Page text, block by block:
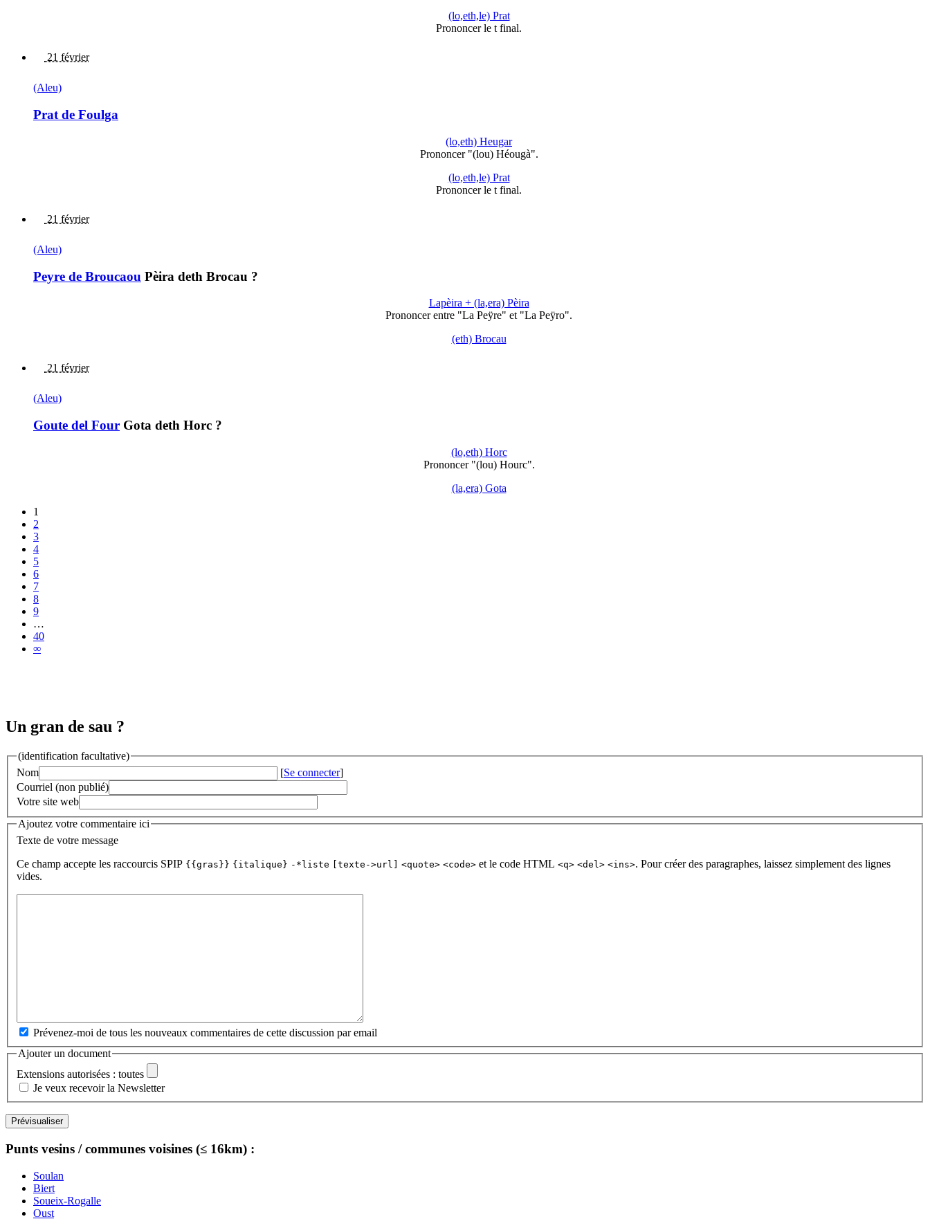
(lo,eth,le) Prat
Prononcer le t final.
21 février
(Aleu)
Prat de Foulga
(lo,eth) Heugar
Prononcer "(lou) Héougà".
(lo,eth,le) Prat
Prononcer le t final.
21 février
(Aleu)
Peyre de Broucaou Pèira deth Brocau ?
Lapèira + (la,era) Pèira
Prononcer entre "La Peÿre" et "La Peÿro".
(eth) Brocau
21 février
(Aleu)
Goute del Four Gota deth Horc ?
(lo,eth) Horc
Prononcer "(lou) Hourc".
(la,era) Gota
1
2
3
4
5
6
7
8
9
…
40
∞
Un gran de sau ?
(identification facultative)
Nom
[Se connecter]
Courriel (non publié)
Votre site web
Ajoutez votre commentaire ici
Texte de votre message
Ce champ accepte les raccourcis SPIP {{gras}} {italique} -*liste [texte->url] <quote> <code> et le code HTML <q> <del> <ins>. Pour créer des paragraphes, laissez simplement des lignes
vides.
Prévenez-moi de tous les nouveaux commentaires de cette discussion par email
Ajouter un document
Extensions autorisées : toutes
Je veux recevoir la Newsletter
Punts vesins / communes voisines (≤ 16km) :
Soulan
Biert
Soueix-Rogalle
Oust